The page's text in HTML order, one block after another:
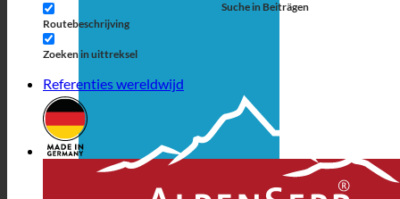
Routebeschrijving
Zoeken in uittreksel
Suche in Beiträgen
Referenties wereldwijd